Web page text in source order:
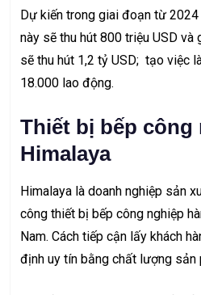
Dự kiến trong giai đoạn từ
này sẽ thu hút 800 triệu USD
sẽ thu hút 1,2 tỷ USD; tạo việc
18.000 lao động.
Thiết bị bếp công
Himalaya
Himalaya là doanh nghiệp sản
công thiết bị bếp công nghiệp
Nam. Cách tiếp cận lấy khách
định uy tín bằng chất lượng sản